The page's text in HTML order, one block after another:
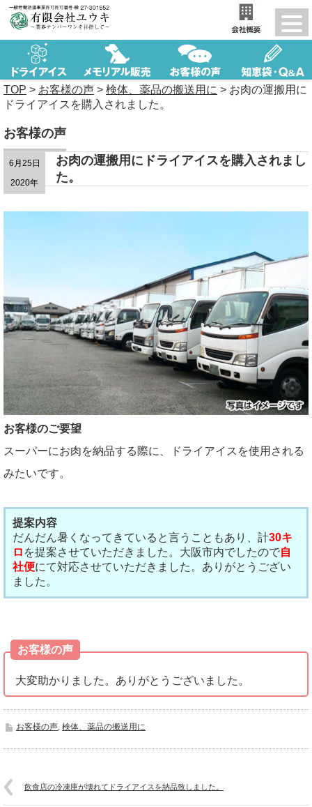
TOP > お客様の声 > 検体、薬品の搬送用に > お肉の運搬用に
ドライアイスを購入されました。
お客様の声
6月25日
2020年
お肉の運搬用にドライアイスを購入されまし
た。
お客様のご要望
スーパーにお肉を納品する際に、ドライアイスを使用される
みたいです。
提案内容
だんだん暑くなってきていると言うこともあり、計30キ
ロ を提案させていただきました。大阪市内でしたので自
社便にて対応させていただきました。ありがとうござい
ました。
お客様の声
大変助かりました。ありがとうございました。
お客様の声, 検体、薬品の搬送用に
飲食店の冷凍庫が壊れてドライアイスを納品致しました。